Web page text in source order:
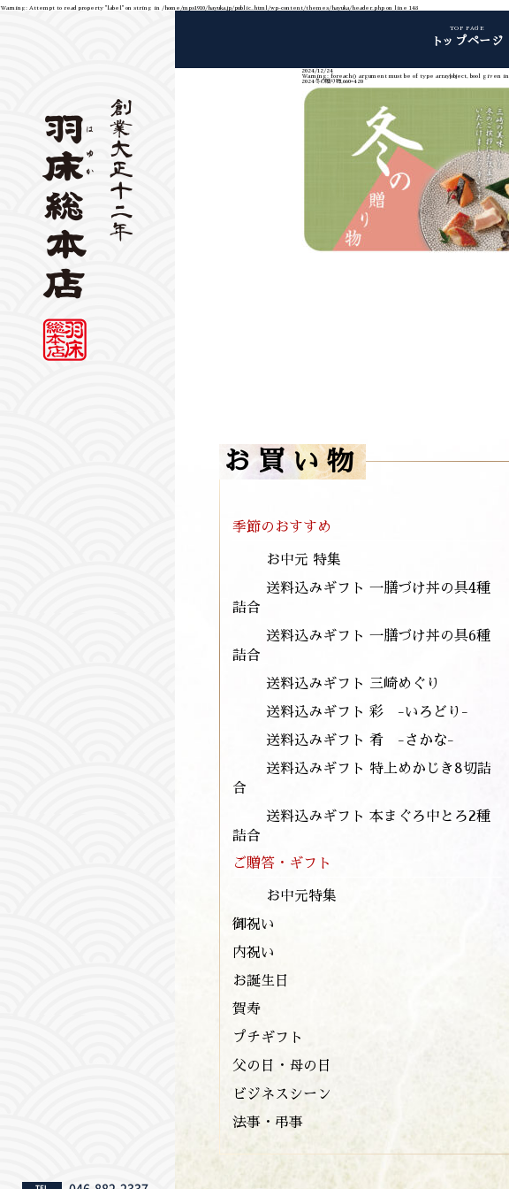
Warning: Attempt to read property "label" on string in /home/mps1910/hayuka.jp/public_html/wp-content/themes/hayuka/header.php on line 148
TOP PAGE
トップページ
2024/12/24
Warning: foreach() argument must be of type array|object, bool given in
2024冬の贈り物,660×420
お買い物
季節のおすすめ
お中元 特集
送料込みギフト 一膳づけ丼の具4種
詰合
送料込みギフト 一膳づけ丼の具6種
詰合
送料込みギフト 三崎めぐり
送料込みギフト 彩 -いろどり-
送料込みギフト 肴 -さかな-
送料込みギフト 特上めかじき8切詰
合
送料込みギフト 本まぐろ中とろ2種
詰合
ご贈答・ギフト
お中元特集
御祝い
内祝い
お誕生日
賀寿
プチギフト
父の日・母の日
ビジネスシーン
法事・弔事